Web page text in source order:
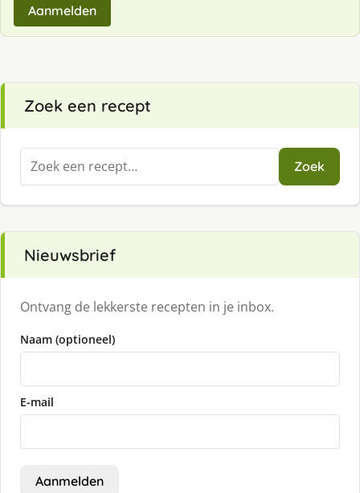
Aanmelden
Zoek een recept
Zoeken
naar:
Zoek
Nieuwsbrief
Ontvang de lekkerste recepten in je inbox.
Naam (optioneel)
E-mail
Aanmelden